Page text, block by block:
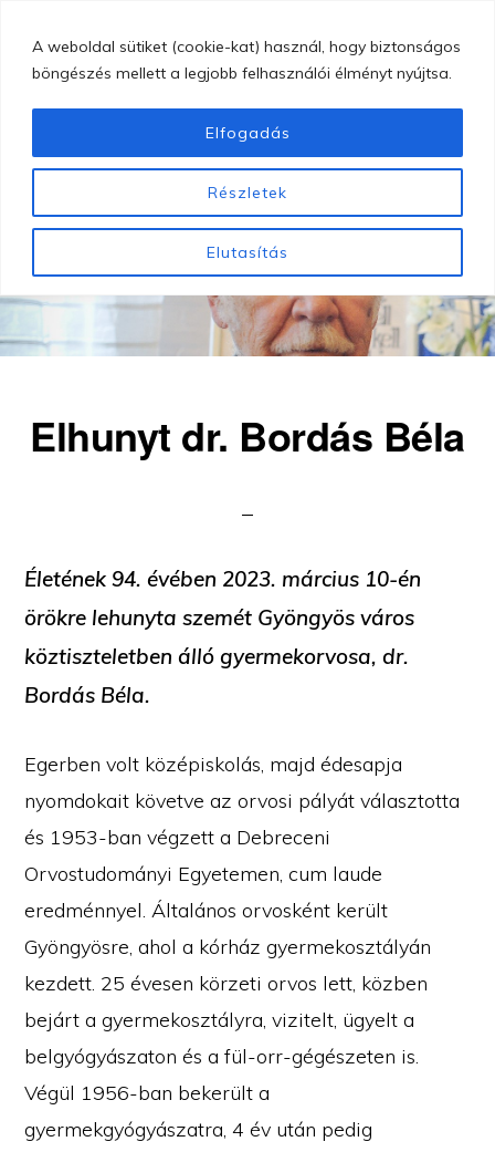
A weboldal sütiket (cookie-kat) használ, hogy biztonságos
böngészés mellett a legjobb felhasználói élményt nyújtsa.
Részletek
Elutasítás
Elfogadás
GYÖNGYÖSI
KÓRHÁZ
Gyöngyösi
Kórház
MENU
Elhunyt dr. Bordás Béla
Életének 94. évében 2023. március 10-én
örökre lehunyta szemét Gyöngyös város
köztiszteletben álló gyermekorvosa, dr.
Bordás Béla.
Egerben volt középiskolás, majd édesapja
nyomdokait követve az orvosi pályát választotta
és 1953-ban végzett a Debreceni
Orvostudományi Egyetemen, cum laude
eredménnyel. Általános orvosként került
Gyöngyösre, ahol a kórház gyermekosztályán
kezdett. 25 évesen körzeti orvos lett, közben
bejárt a gyermekosztályra, vizitelt, ügyelt a
belgyógyászaton és a fül-orr-gégészeten is.
Végül 1956-ban bekerült a
gyermekgyógyászatra, 4 év után pedig